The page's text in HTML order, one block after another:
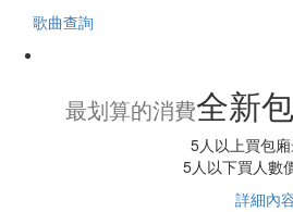
歌曲查詢
最划算的消費全新
5人以上買包
5人以下買人數
詳細內